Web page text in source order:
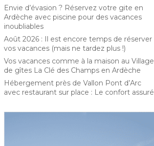
Envie d’évasion ? Réservez votre gite en
Ardèche avec piscine pour des vacances
inoubliables
Août 2026 : Il est encore temps de réserver
vos vacances (mais ne tardez plus !)
Vos vacances comme à la maison au Village
de gîtes La Clé des Champs en Ardèche
Hébergement près de Vallon Pont d’Arc
avec restaurant sur place : Le confort assuré